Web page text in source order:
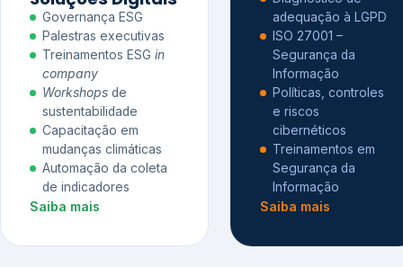
Governança ESG
Palestras executivas
Treinamentos ESG in
company
Workshops de
sustentabilidade
Capacitação em
mudanças climáticas
Automação da coleta
de indicadores
Saiba mais
adequação à LGPD
ISO 27001 –
Segurança da
Informação
Políticas, controles
e riscos
cibernéticos
Treinamentos em
Segurança da
Informação
Saiba mais